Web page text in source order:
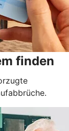
finden